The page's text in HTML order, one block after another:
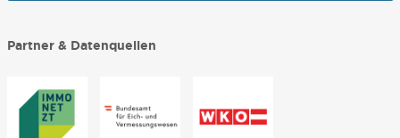
Partner & Datenquellen